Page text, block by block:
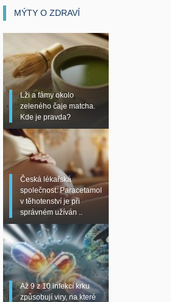
MÝTY O ZDRAVÍ
Lži a fámy okolo
zeleného čaje matcha.
Kde je pravda?
Česká lékařská
společnost: Paracetamol
v těhotenství je při
správném užíván ..
Až 9 z 10 infekcí krku
způsobují viry, na které